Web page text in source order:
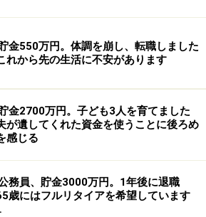
金550万円。体調を崩し、転職しました
れから先の生活に不安があります
金2700万円。子ども3人を育てました
が遺してくれた資金を使うことに後ろめ
感じる
務員、貯金3000万円。1年後に退職
歳にはフルリタイアを希望しています